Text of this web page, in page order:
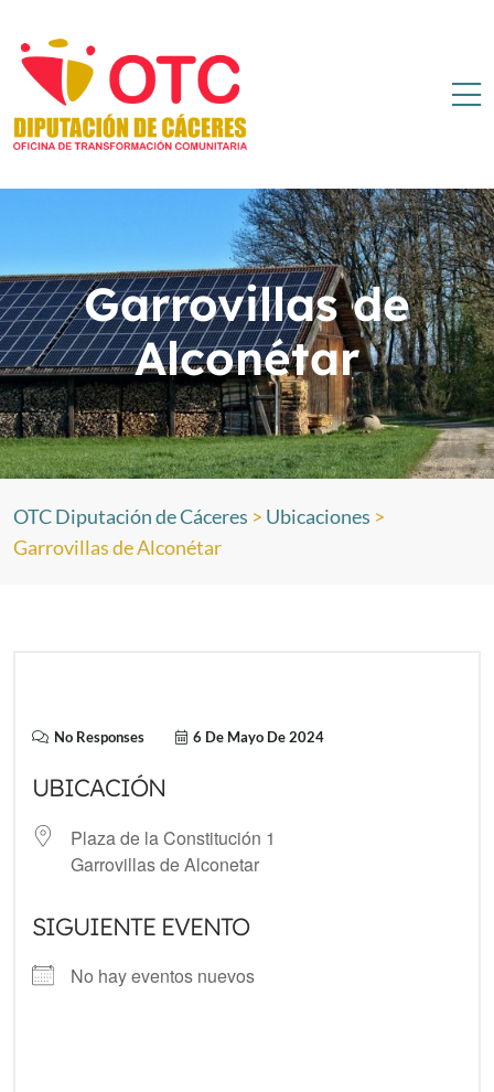
Garrovillas de
Alconétar
OTC Diputación de Cáceres > Ubicaciones >
Garrovillas de Alconétar
No Responses 6 De Mayo De 2024
UBICACIÓN
Plaza de la Constitución 1
Garrovillas de Alconetar
SIGUIENTE EVENTO
No hay eventos nuevos